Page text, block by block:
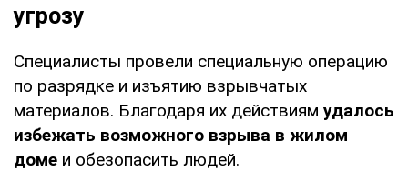
угрозу
Специалисты провели специальную операцию
по разрядке и изъятию взрывчатых
материалов. Благодаря их действиям удалось
избежать возможного взрыва в жилом
доме и обезопасить людей.